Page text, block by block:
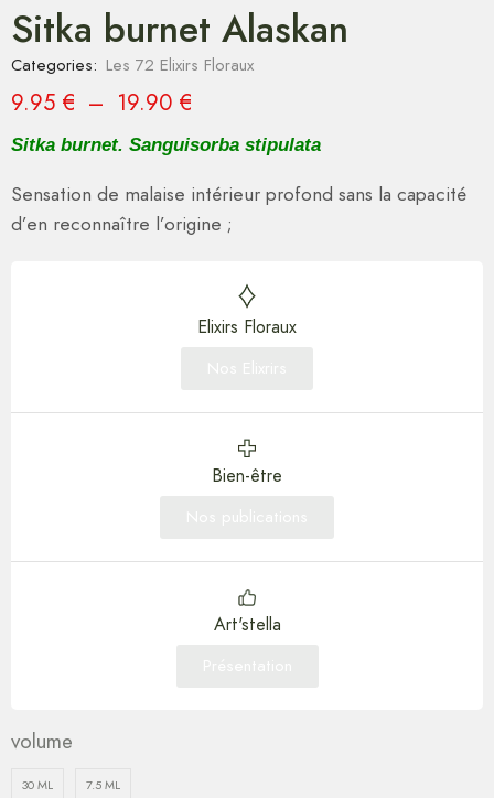
Sitka burnet Alaskan
Categories: Les 72 Elixirs Floraux
9.95 € – 19.90 €
Sitka burnet. Sanguisorba stipulata
Sensation de malaise intérieur profond sans la capacité
d’en reconnaître l’origine ;
Elixirs Floraux
Bien-être
Art'stella
volume
30 ML 7.5 ML